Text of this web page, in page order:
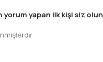
yorum yapan ilk kişi siz olun